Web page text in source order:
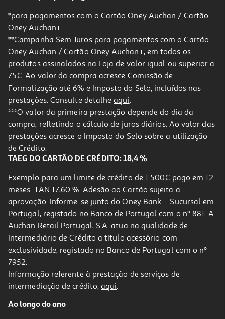
4.5
Torradeira 2 Entradas Qilive Q.5485 Inox
34.99 €/un
34,99 €
-11%
4.0
Torradeira 1 Fenda Qilive Q.5785 850w
24.99 €/un
*para pagamentos com o Cartão Oney Auchan / Cartão
Oney Auchan+.
**Campanha Sem Juros para pagamentos com o Cartão
Oney Auchan / Cartão Oney Auchan+, em todos os
produtos assinalados na Loja de valor igual ou superior a
75€. Ao valor da compra acresce Comissão de
Formalização até 6% e Imposto do Selo, incluídos nas
prestações. Consulte detalheaqui.
***O valor da primeira prestação depende do dia da
compra, refletindo o cálculo de juros diários. Ao valor das
prestações acresce o Imposto do Selo sobre a utilização
de Crédito.
TAEG DO CARTÃO DE CRÉDITO: 18,4 %
Exemplo para um limite de crédito de 1.500€ pago em 12
meses. TAN 17,60 %. Adesão ao Cartão sujeita a
aprovação. Informe-se junto do Oney Bank – Sucursal em
Portugal, registado no Banco de Portugal com o nº 881. A
Auchan Retail Portugal, S.A. atua na qualidade de
Intermediário de Crédito a título acessório com
exclusividade, registado no Banco de Portugal com o nº
7952.
Informação referente à prestação de serviços de
intermediação de crédito,aqui.
Ao longo do ano